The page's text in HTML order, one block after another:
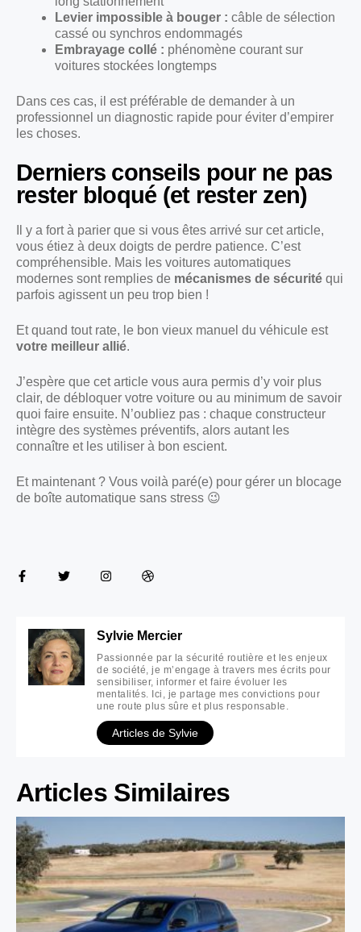
Levier impossible à bouger : câble de sélection
cassé ou synchros endommagés
Embrayage collé : phénomène courant sur
voitures stockées longtemps
Dans ces cas, il est préférable de demander à un
professionnel un diagnostic rapide pour éviter d’empirer
les choses.
Derniers conseils pour ne pas
rester bloqué (et rester zen)
Il y a fort à parier que si vous êtes arrivé sur cet article,
vous étiez à deux doigts de perdre patience. C’est
compréhensible. Mais les voitures automatiques
modernes sont remplies de mécanismes de sécurité qui
parfois agissent un peu trop bien !
Et quand tout rate, le bon vieux manuel du véhicule est
votre meilleur allié.
J’espère que cet article vous aura permis d’y voir plus
clair, de débloquer votre voiture ou au minimum de savoir
quoi faire ensuite. N’oubliez pas : chaque constructeur
intègre des systèmes préventifs, alors autant les
connaître et les utiliser à bon escient.
Et maintenant ? Vous voilà paré(e) pour gérer un blocage
de boîte automatique sans stress 😉
Sylvie Mercier
Passionnée par la sécurité routière et les enjeux
de société, je m’engage à travers mes écrits pour
sensibiliser, informer et faire évoluer les
mentalités. Ici, je partage mes convictions pour
une route plus sûre et plus responsable.
Articles de Sylvie
Articles Similaires